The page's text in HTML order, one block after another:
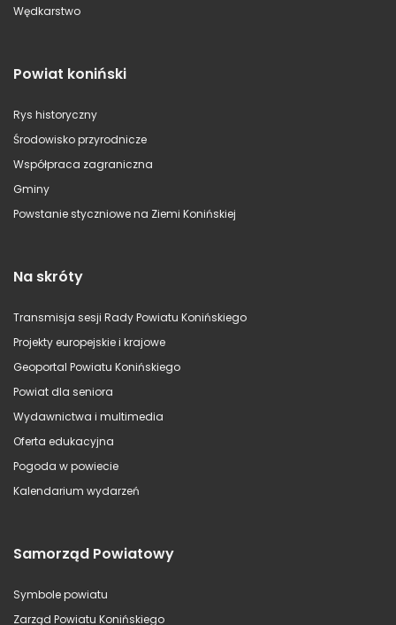
Wędkarstwo
Powiat koniński
Rys historyczny
Środowisko przyrodnicze
Współpraca zagraniczna
Gminy
Powstanie styczniowe na Ziemi Konińskiej
Na skróty
Transmisja sesji Rady Powiatu Konińskiego
Projekty europejskie i krajowe
Geoportal Powiatu Konińskiego
Powiat dla seniora
Wydawnictwa i multimedia
Oferta edukacyjna
Pogoda w powiecie
Kalendarium wydarzeń
Samorząd Powiatowy
Symbole powiatu
Zarząd Powiatu Konińskiego